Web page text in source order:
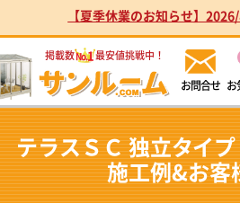
【夏季休業のお知らせ】
掲載数No.1最安値挑戦中！
お
テラスＳＣ 独立タイ
施工例&お客